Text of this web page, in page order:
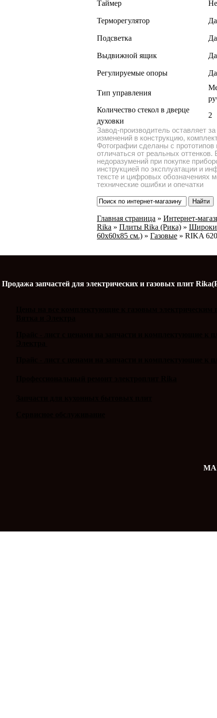
Таймер
Терморегулятор Да
Подсветка Да
Выдвижной ящик Да
Регулируемые опоры Да
Тип управления
Количество стекол в дверце
духовки
2
Завод-производитель оставляет
изменений в конструкцию,
Фотографии сделаны с прототипов
отличаться от реальных оттенков.
недоразумений при покупке
инструкцией по эксплуатации и
тексте и цифровых обозначениях
технические ошибки и опечатки
Главная страница » Интернет-
Rika » Плиты Rika (Рика) »
60х60х85 см.) » Газовые » RIKA
Продажа запчастей для электрических и газовых плит